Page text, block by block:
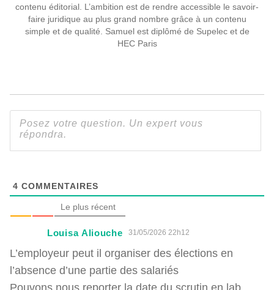
contenu éditorial. L’ambition est de rendre accessible le savoir-
faire juridique au plus grand nombre grâce à un contenu
simple et de qualité. Samuel est diplômé de Supelec et de
HEC Paris
4 COMMENTAIRES
Le plus récent
Louisa Aliouche 31/05/2026 22h12
L’employeur peut il organiser des élections en
l’absence d’une partie des salariés
Pouvons nous reporter la date du scrutin en lab